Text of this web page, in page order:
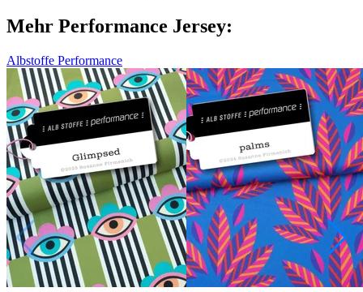
Mehr Performance Jersey:
Albstoffe Performance